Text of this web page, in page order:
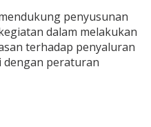
penyusunan
dalam melakukan
terhadap penyaluran
dengan peraturan